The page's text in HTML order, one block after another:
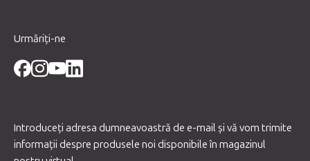
Urmăriți-ne
Introduceţi adresa dumneavoastră de e-mail şi vă vom trimite
informaţii despre produsele noi disponibile în magazinul